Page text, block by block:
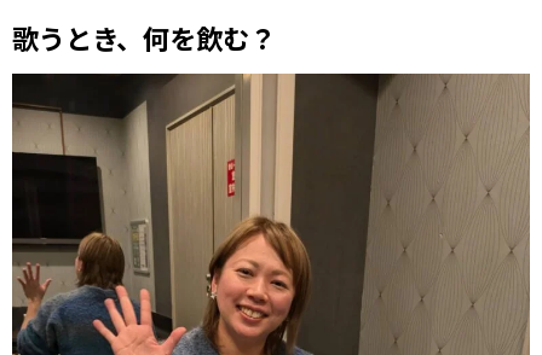
歌うとき、何を飲む？